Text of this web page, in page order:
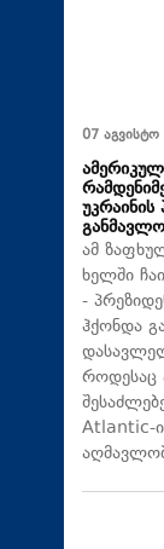
07
უკრაინის
ამ
ხელში
-
ჰქონდა
როდესაც
Atlantic-ი